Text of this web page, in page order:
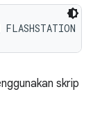
FLASHSTATION
skrip